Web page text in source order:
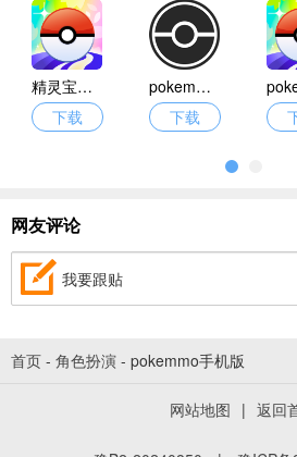
戏乐趣，
果你喜欢
精灵宝可梦go中文版
下载
pokemmo手机版
下载
网友评论
我要跟贴
首页 - 角色扮演 - pokemmo手机版
网站地图 | 返回